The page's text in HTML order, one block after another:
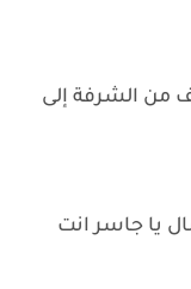
من الشرفة إلى
يا جاسر انت